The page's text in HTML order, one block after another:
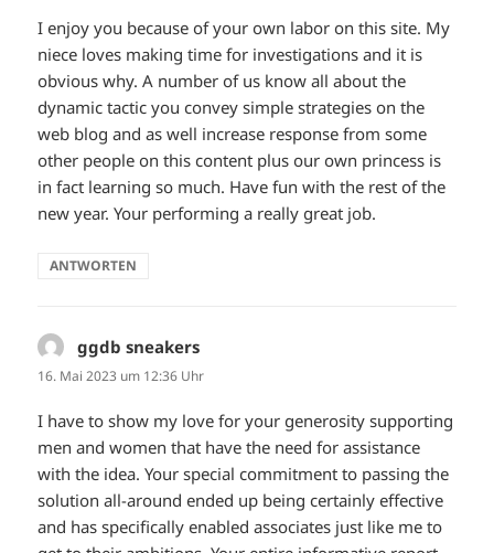
I enjoy you because of your own labor on this site. My
niece loves making time for investigations and it is
obvious why. A number of us know all about the
dynamic tactic you convey simple strategies on the
web blog and as well increase response from some
other people on this content plus our own princess is
in fact learning so much. Have fun with the rest of the
new year. Your performing a really great job.
ANTWORTEN
ggdb sneakers
16. Mai 2023 um 12:36 Uhr
I have to show my love for your generosity supporting
men and women that have the need for assistance
with the idea. Your special commitment to passing the
solution all-around ended up being certainly effective
and has specifically enabled associates just like me to